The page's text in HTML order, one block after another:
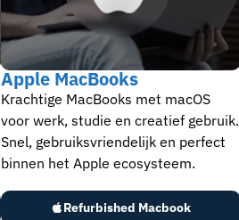
Apple MacBooks
Krachtige MacBooks met macOS
voor werk, studie en creatief gebruik.
Snel, gebruiksvriendelijk en perfect
binnen het Apple ecosysteem.
Refurbished Macbook